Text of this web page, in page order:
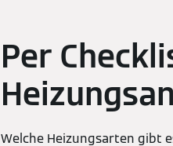
Per
Welche Heizungsarten gibt